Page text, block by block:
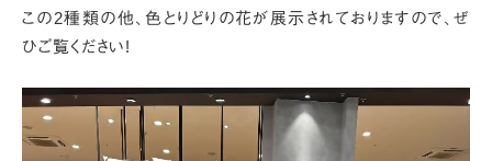
この2種類の他、色とりどりの花が展示されておりますので、ぜ
ひご覧ください!